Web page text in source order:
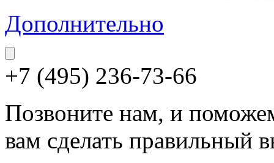
Дополнительно
+7 (495) 236-73-66
Позвоните нам, и
вам сделать правильный